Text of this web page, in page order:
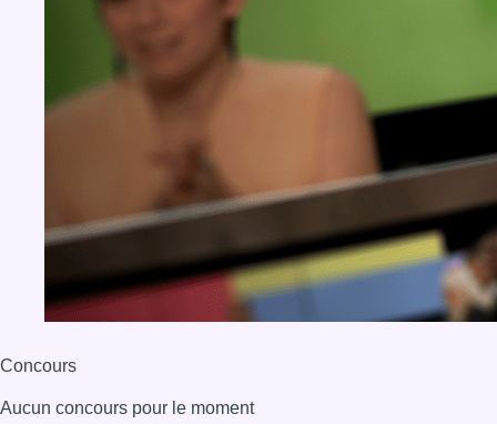
Concours
Aucun concours pour le moment